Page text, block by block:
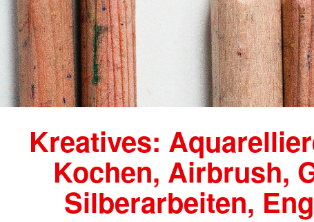
Kreatives:
Kochen, Airbrush,
Silberarbeiten,